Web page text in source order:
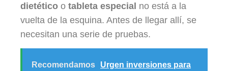
dietético o tableta especial no está a la
vuelta de la esquina. Antes de llegar allí, se
necesitan una serie de pruebas.
Recomendamos
Urgen inversiones para